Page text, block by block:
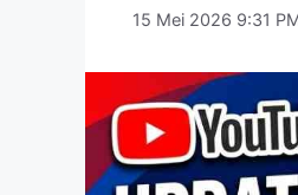
15 Mei 2026 9:31